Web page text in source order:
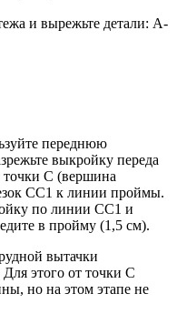
и вырежьте детали: А-
переднюю
выкройку переда
точки С (вершина
СС1 к линии проймы.
по линии СС1 и
в пройму (1,5 см).
вытачки
этого от точки С
но на этом этапе не